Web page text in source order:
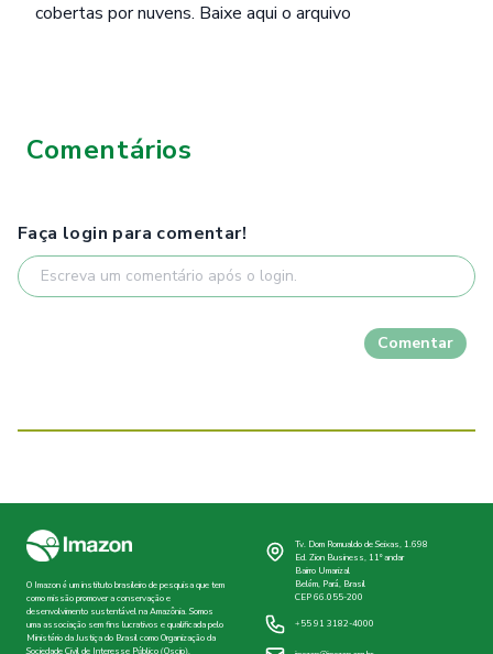
cobertas por nuvens. Baixe aqui o arquivo
Comentários
Faça login para comentar!
Comentar
O Imazon é um instituto brasileiro de pesquisa que tem
como missão promover a conservação e
desenvolvimento sustentável na Amazônia. Somos
uma associação sem fins lucrativos e qualificada pelo
Ministério da Justiça do Brasil como Organização da
Sociedade Civil de Interesse Público (Oscip).
Tv. Dom Romualdo de Seixas, 1.698
Ed. Zion Business, 11º andar
Bairro Umarizal
Belém, Pará, Brasil
CEP 66.055-200
+55 91 3182-4000